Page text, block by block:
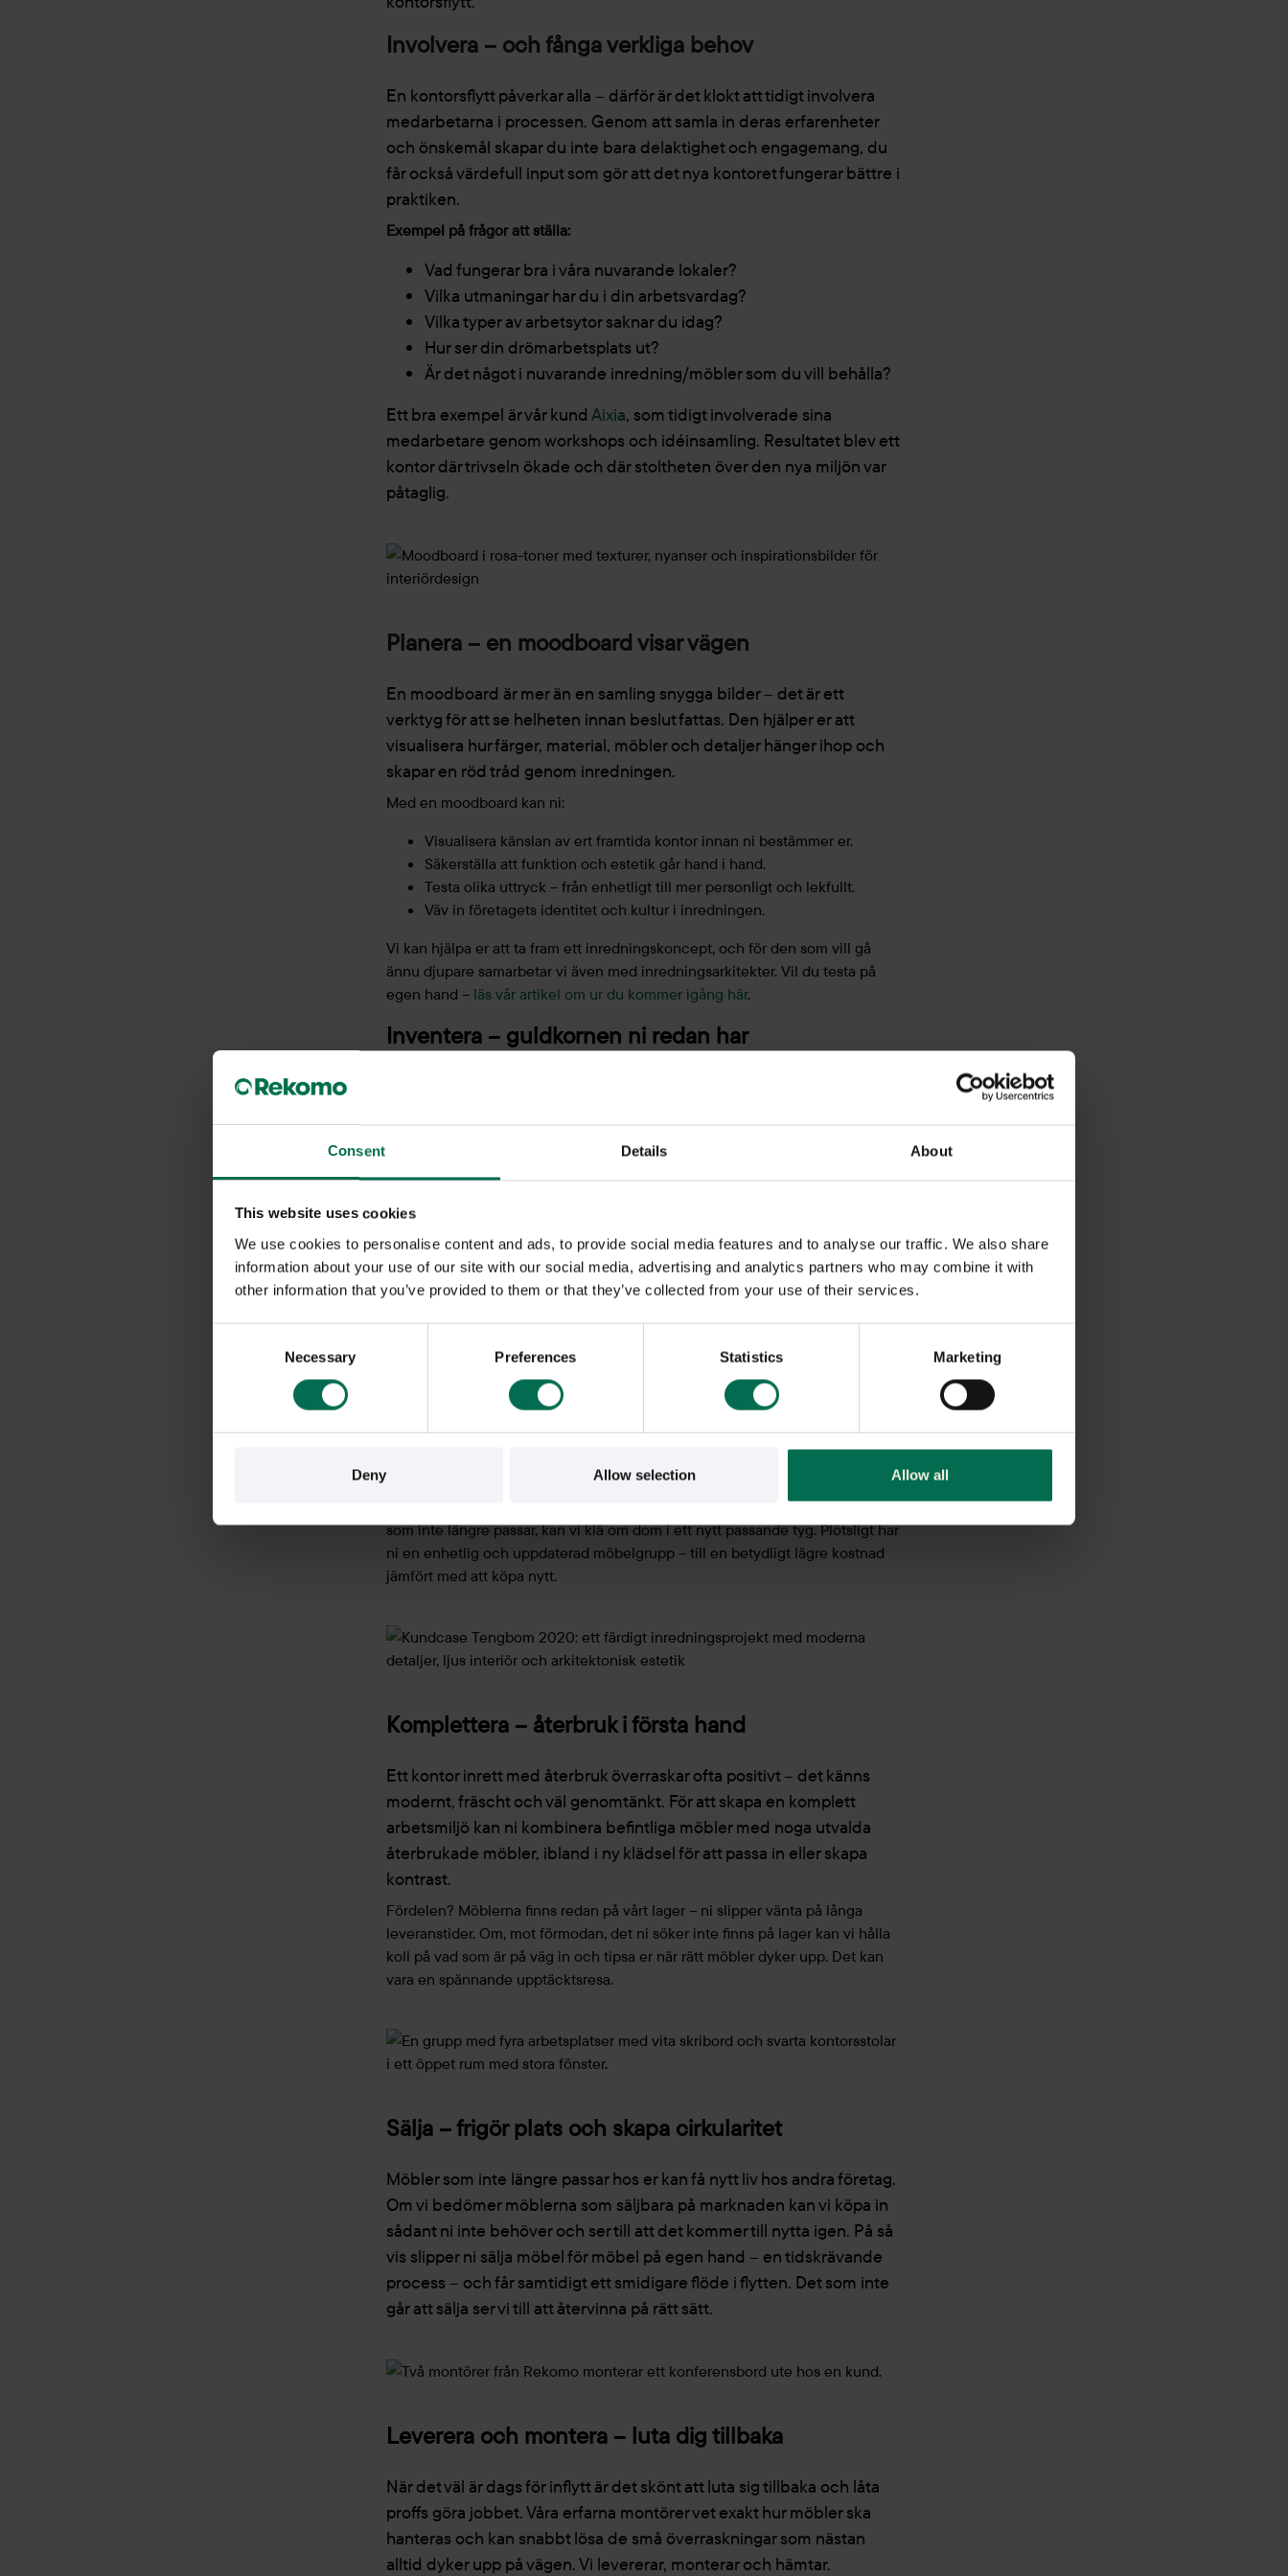
Consent Details About
This website uses cookies
We use cookies to personalise content and ads, to provide social media features and to analyse our traffic. We also share
information about your use of our site with our social media, advertising and analytics partners who may combine it with
other information that you’ve provided to them or that they’ve collected from your use of their services.
Necessary Preferences Statistics Marketing
Deny Allow selection Allow all
Involvera – och fånga verkliga behov
En kontorsflytt påverkar alla – därför är det klokt att tidigt involvera
medarbetarna i processen. Genom att samla in deras erfarenheter
och önskemål skapar du inte bara delaktighet och engagemang, du
får också värdefull input som gör att det nya kontoret fungerar bättre i
praktiken.
Exempel på frågor att ställa:
Vad fungerar bra i våra nuvarande lokaler?
Vilka utmaningar har du i din arbetsvardag?
Vilka typer av arbetsytor saknar du idag?
Hur ser din drömarbetsplats ut?
Är det något i nuvarande inredning/möbler som du vill behålla?
Ett bra exempel är vår kundAixia, som tidigt involverade sina
medarbetare genom workshops och idéinsamling. Resultatet blev ett
kontor där trivseln ökade och där stoltheten över den nya miljön var
påtaglig.
Planera – en moodboard visar vägen
En moodboard är mer än en samling snygga bilder – det är ett
verktyg för att se helheten innan beslut fattas. Den hjälper er att
visualisera hur färger, material, möbler och detaljer hänger ihop och
skapar en röd tråd genom inredningen.
Med en moodboard kan ni:
Visualisera känslan av ert framtida kontor innan ni bestämmer er.
Säkerställa att funktion och estetik går hand i hand.
Testa olika uttryck – från enhetligt till mer personligt och lekfullt.
Väv in företagets identitet och kultur i inredningen.
Vi kan hjälpa er att ta fram ett inredningskoncept, och för den som vill gå
ännu djupare samarbetar vi även med inredningsarkitekter. Vil du testa på
egen hand – läs vår artikel om ur du kommer igång här.
Inventera – guldkornen ni redan har
hjälpa er med inventeringen och identifiera vilka möbler som går att
start på resan.
Få kostnadsfri rådgivning
Renovera – ge gamla möbler nytt liv
uttjänt. Med tvätt, reparation eller ny klädsel kan den bli som ny –
men med mer karaktär och historia.
Ett exempel: om ni har 10 stolar ni gillar men som är slitna eller är i en färg
som inte längre passar, kan vi klä om dom i ett nytt passande tyg. Plötsligt har
ni en enhetlig och uppdaterad möbelgrupp – till en betydligt lägre kostnad
jämfört med att köpa nytt.
Komplettera – återbruk i första hand
Ett kontor inrett med återbruk överraskar ofta positivt – det känns
modernt, fräscht och väl genomtänkt. För att skapa en komplett
arbetsmiljö kan ni kombinera befintliga möbler med noga utvalda
återbrukade möbler, ibland i ny klädsel för att passa in eller skapa
kontrast.
Fördelen? Möblerna finns redan på vårt lager – ni slipper vänta på långa
leveranstider. Om, mot förmodan, det ni söker inte finns på lager kan vi hålla
koll på vad som är på väg in och tipsa er när rätt möbler dyker upp. Det kan
vara en spännande upptäcktsresa.
Sälja – frigör plats och skapa cirkularitet
Möbler som inte längre passar hos er kan få nytt liv hos andra företag.
Om vi bedömer möblerna som säljbara på marknaden kan vi köpa in
sådant ni inte behöver och ser till att det kommer till nytta igen. På så
vis slipper ni sälja möbel för möbel på egen hand – en tidskrävande
process – och får samtidigt ett smidigare flöde i flytten. Det som inte
går att sälja ser vi till att återvinna på rätt sätt.
Leverera och montera – luta dig tillbaka
När det väl är dags för inflytt är det skönt att luta sig tillbaka och låta
proffs göra jobbet. Våra erfarna montörer vet exakt hur möbler ska
hanteras och kan snabbt lösa de små överraskningar som nästan
alltid dyker upp på vägen. Vi levererar, monterar och hämtar.